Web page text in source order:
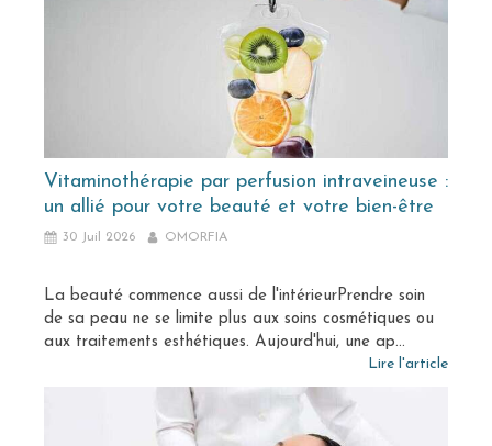
Vitaminothérapie par perfusion intraveineuse :
un allié pour votre beauté et votre bien-être
30 Juil 2026 OMORFIA
La beauté commence aussi de l'intérieurPrendre soin
de sa peau ne se limite plus aux soins cosmétiques ou
aux traitements esthétiques. Aujourd'hui, une ap...
Lire l'article